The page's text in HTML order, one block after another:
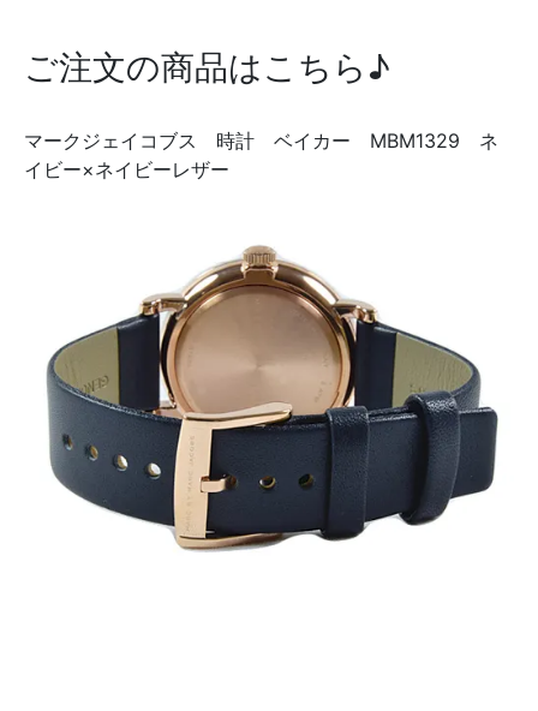
ご注文の商品はこちら♪
マークジェイコブス 時計 ベイカー MBM1329 ネ
イビー×ネイビーレザー